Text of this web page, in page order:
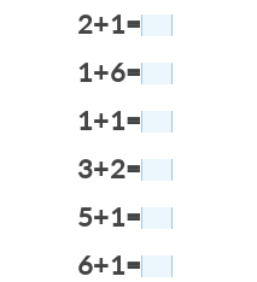
2+1=
1+6=
1+1=
3+2=
5+1=
6+1=